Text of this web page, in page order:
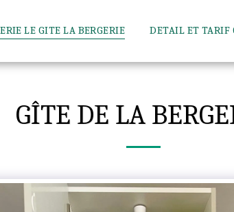
LE GITE LA BERGERIE DETAIL ET TARIF
GÎTE DE LA